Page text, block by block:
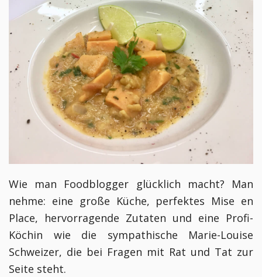
Wie man Foodblogger glücklich macht? Man
nehme: eine große Küche, perfektes Mise en
Place, hervorragende Zutaten und eine Profi-
Köchin wie die sympathische Marie-Louise
Schweizer, die bei Fragen mit Rat und Tat zur
Seite steht.